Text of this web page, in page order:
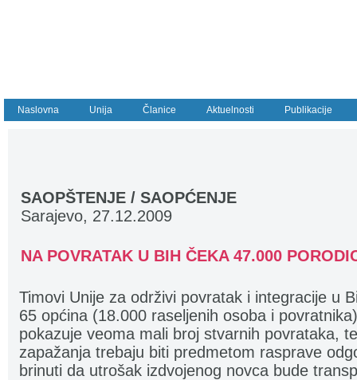
Naslovna Unija Članice Aktuelnosti Publikacije
SAOPŠTENJE / SAOPĆENJE
Sarajevo, 27.12.2009
NA POVRATAK U BIH ČEKA 47.000
Timovi Unije za održivi povratak i integracije u
65 općina (18.000 raseljenih osoba i
pokazuje veoma mali broj stvarnih povrataka,
zapažanja trebaju biti predmetom rasprave
brinuti da utrošak izdvojenog novca bude